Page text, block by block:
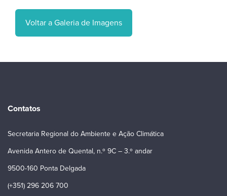
Voltar a Galeria de Imagens
Contatos
Secretaria Regional do Ambiente e Ação Climática
Avenida Antero de Quental, n.º 9C – 3.º andar
9500-160 Ponta Delgada
(+351) 296 206 700